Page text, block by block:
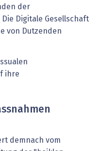
der
Digitale Gesellschaft
von Dutzenden
ihre
demnach vom